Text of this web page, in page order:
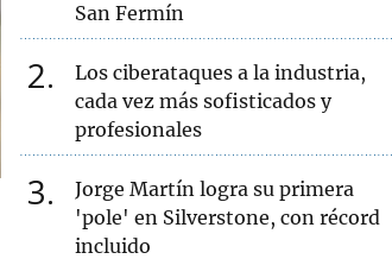
San Fermín
2
Los ciberataques a la industria,
cada vez más sofisticados y
profesionales
3
Jorge Martín logra su primera
'pole' en Silverstone, con récord
incluido